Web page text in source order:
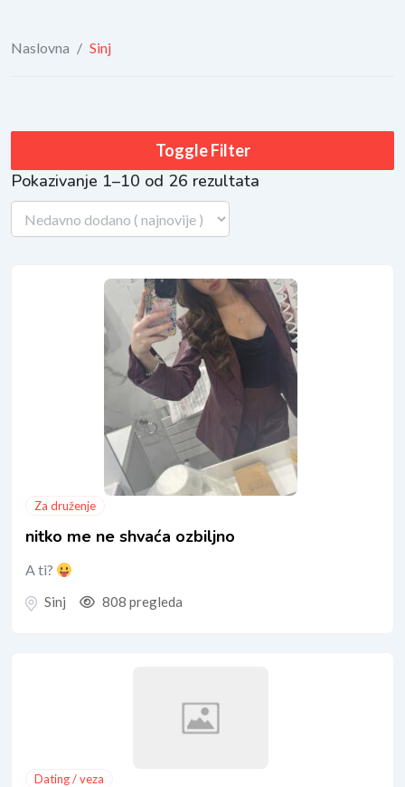
Naslovna / Sinj
Pokazivanje 1–10 od 26 rezultata
Za druženje
nitko me ne shvaća ozbiljno
A ti?
Sinj 808 pregleda
Dating / veza
Toggle Filter